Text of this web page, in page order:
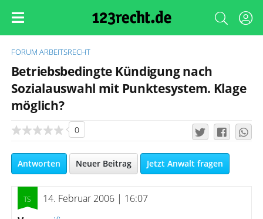
FORUM ARBEITSRECHT
Betriebsbedingte Kündigung nach
Sozialauswahl mit Punktesystem. Klage
möglich?
0
Antworten Neuer Beitrag Jetzt Anwalt fragen
14. Februar 2006 | 16:07